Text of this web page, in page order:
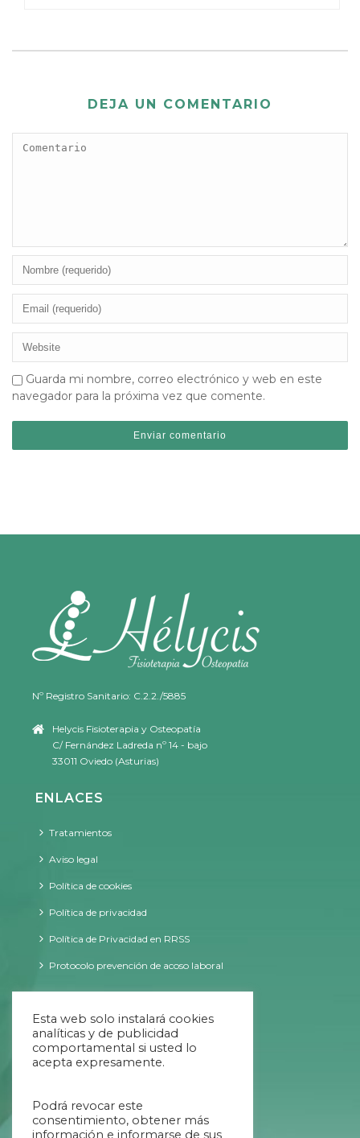
DEJA UN COMENTARIO
Guarda mi nombre, correo electrónico y web en este
navegador para la próxima vez que comente.
Nº Registro Sanitario: C.2.2./5885
Helycis Fisioterapia y Osteopatía
C/ Fernández Ladreda nº 14 - bajo
33011 Oviedo (Asturias)
ENLACES
Tratamientos
Aviso legal
Política de cookies
Política de privacidad
Política de Privacidad en RRSS
Protocolo prevención de acoso laboral
984 707 034
Esta web solo instalará cookies
analíticas y de publicidad
comportamental si usted lo
acepta expresamente.
Podrá revocar este
consentimiento, obtener más
información e informarse de sus